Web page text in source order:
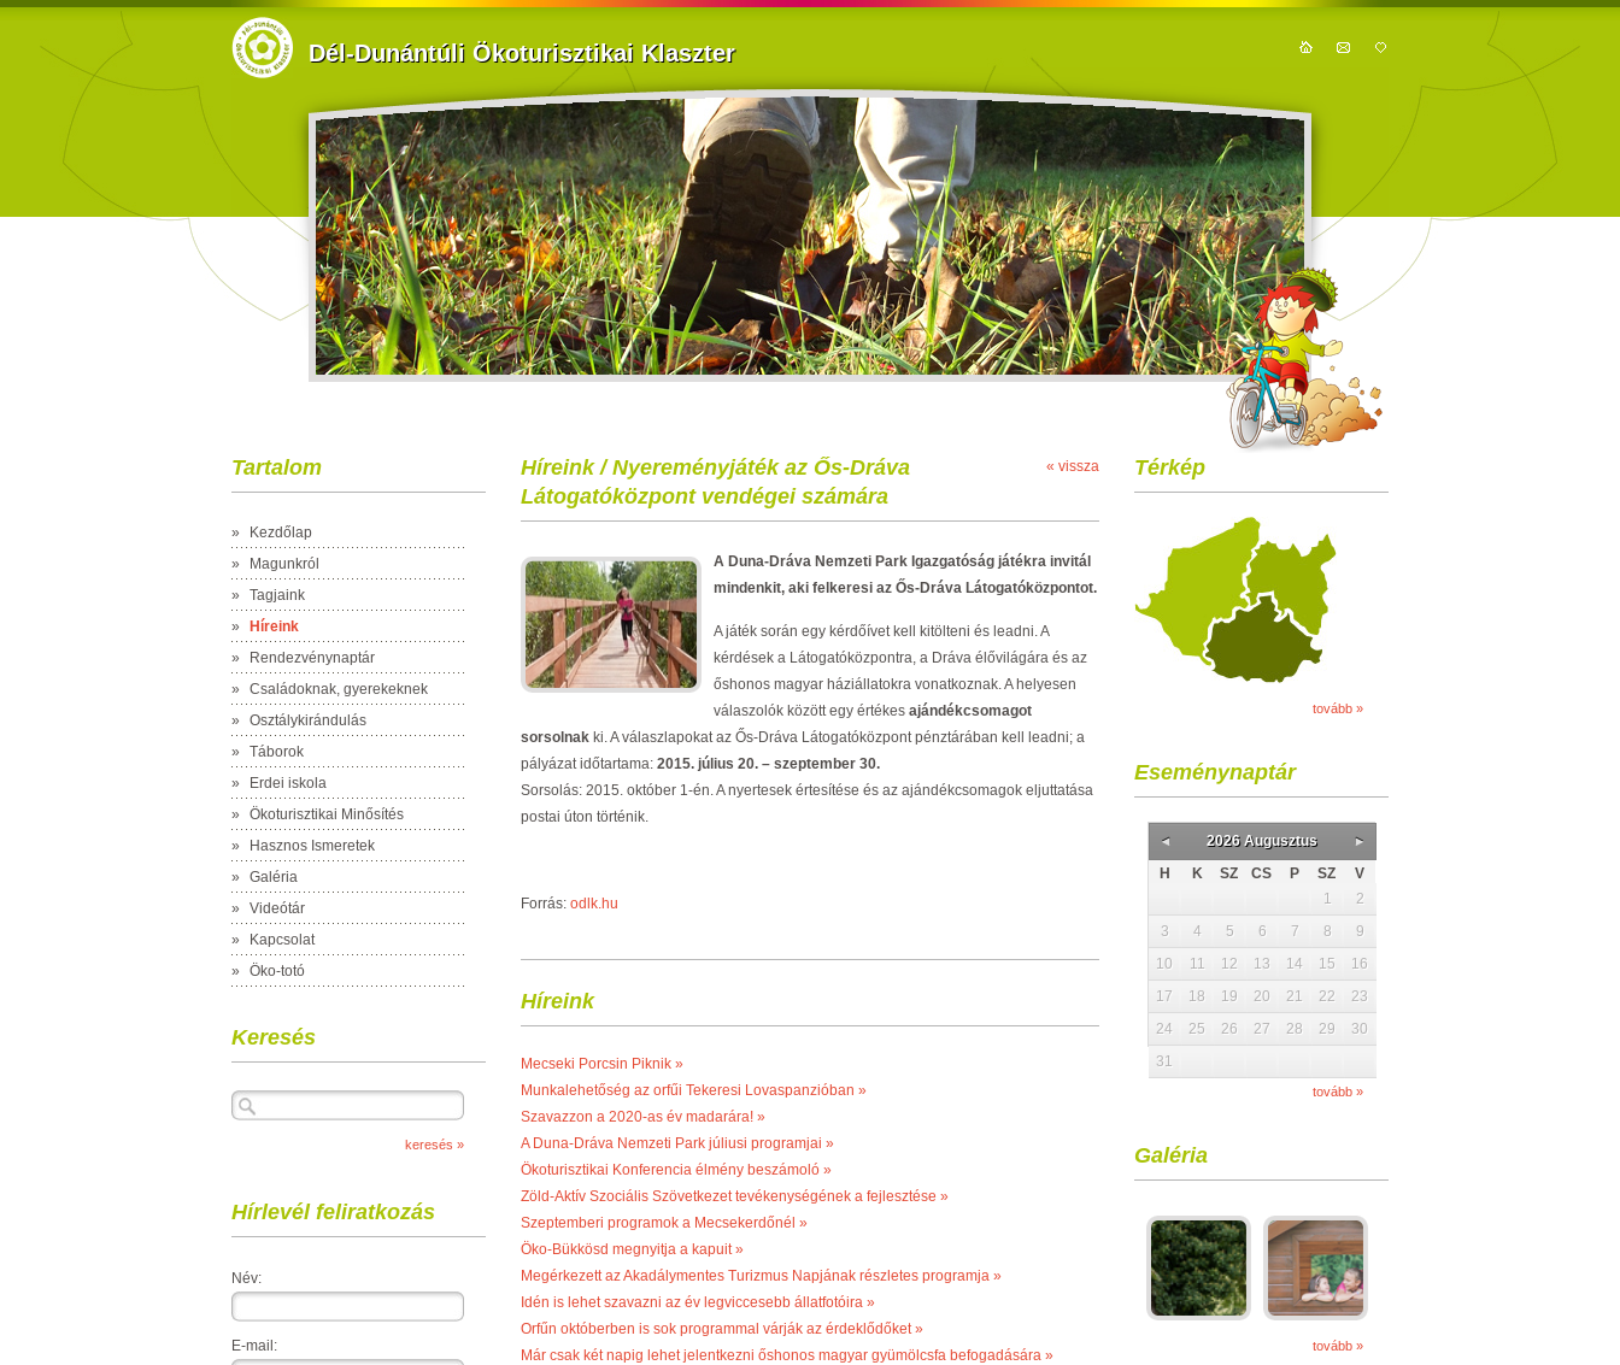
Dél-Dunántúli Ökoturisztikai Klaszter
Tartalom
»
Kezdőlap
»
Magunkról
»
Tagjaink
»
Híreink
»
Rendezvénynaptár
»
Családoknak, gyerekeknek
»
Osztálykirándulás
»
Táborok
»
Erdei iskola
»
Ökoturisztikai Minősítés
»
Hasznos Ismeretek
»
Galéria
»
Videótár
»
Kapcsolat
»
Öko-totó
Keresés
Hírlevél feliratkozás
Név:
E-mail:
« vissza
Híreink / Nyereményjáték az Ős-Dráva
Látogatóközpont vendégei számára
A Duna-Dráva Nemzeti Park Igazgatóság játékra invitál
mindenkit, aki felkeresi az Ős-Dráva Látogatóközpontot.
A játék során egy kérdőívet kell kitölteni és leadni. A
kérdések a Látogatóközpontra, a Dráva élővilágára és az
őshonos magyar háziállatokra vonatkoznak. A helyesen
válaszolók között egy értékes ajándékcsomagot
sorsolnak ki. A válaszlapokat az Ős-Dráva Látogatóközpont pénztárában kell leadni; a
pályázat időtartama: 2015. július 20. – szeptember 30.
Sorsolás: 2015. október 1-én. A nyertesek értesítése és az ajándékcsomagok eljuttatása
postai úton történik.
Forrás: odlk.hu
Híreink
Mecseki Porcsin Piknik »
Munkalehetőség az orfűi Tekeresi Lovaspanzióban »
Szavazzon a 2020-as év madarára! »
A Duna-Dráva Nemzeti Park júliusi programjai »
Ökoturisztikai Konferencia élmény beszámoló »
Zöld-Aktív Szociális Szövetkezet tevékenységének a fejlesztése »
Szeptemberi programok a Mecsekerdőnél »
Öko-Bükkösd megnyitja a kapuit »
Megérkezett az Akadálymentes Turizmus Napjának részletes programja »
Idén is lehet szavazni az év legviccesebb állatfotóira »
Orfűn októberben is sok programmal várják az érdeklődőket »
Már csak két napig lehet jelentkezni őshonos magyar gyümölcsfa befogadására »
Térkép
tovább »
Eseménynaptár
2026 Augusztus
H
K SZ CS P SZ
V
1
2
3
4 5 6 7 8
9
10
11 12 13 14 15
16
17
18 19 20 21 22
23
24
25 26 27 28 29
30
31
tovább »
Galéria
tovább »